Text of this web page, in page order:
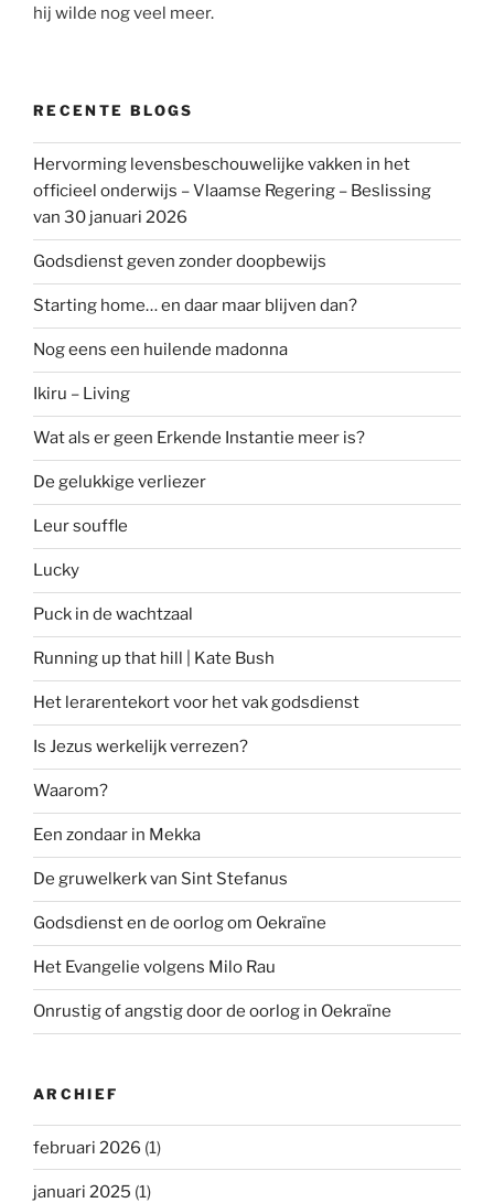
hij wilde nog veel meer.
RECENTE BLOGS
Hervorming levensbeschouwelijke vakken in het
officieel onderwijs – Vlaamse Regering – Beslissing
van 30 januari 2026
Godsdienst geven zonder doopbewijs
Starting home… en daar maar blijven dan?
Nog eens een huilende madonna
Ikiru – Living
Wat als er geen Erkende Instantie meer is?
De gelukkige verliezer
Leur souffle
Lucky
Puck in de wachtzaal
Running up that hill | Kate Bush
Het lerarentekort voor het vak godsdienst
Is Jezus werkelijk verrezen?
Waarom?
Een zondaar in Mekka
De gruwelkerk van Sint Stefanus
Godsdienst en de oorlog om Oekraïne
Het Evangelie volgens Milo Rau
Onrustig of angstig door de oorlog in Oekraïne
ARCHIEF
februari 2026 (1)
januari 2025 (1)